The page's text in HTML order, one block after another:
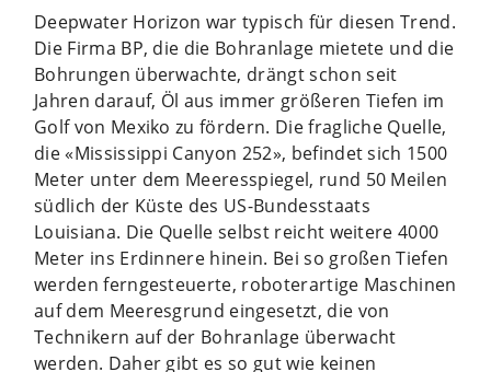
Deepwater Horizon war typisch für diesen Trend.
Die Firma BP, die die Bohranlage mietete und die
Bohrungen überwachte, drängt schon seit
Jahren darauf, Öl aus immer größeren Tiefen im
Golf von Mexiko zu fördern. Die fragliche Quelle,
die «Mississippi Canyon 252», befindet sich 1500
Meter unter dem Meeresspiegel, rund 50 Meilen
südlich der Küste des US-Bundesstaats
Louisiana. Die Quelle selbst reicht weitere 4000
Meter ins Erdinnere hinein. Bei so großen Tiefen
werden ferngesteuerte, roboterartige Maschinen
auf dem Meeresgrund eingesetzt, die von
Technikern auf der Bohranlage überwacht
werden. Daher gibt es so gut wie keinen